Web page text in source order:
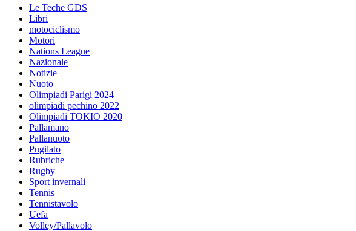
Le Teche GDS
Libri
motociclismo
Motori
Nations League
Nazionale
Notizie
Nuoto
Olimpiadi Parigi 2024
olimpiadi pechino 2022
Olimpiadi TOKIO 2020
Pallamano
Pallanuoto
Pugilato
Rubriche
Rugby
Sport invernali
Tennis
Tennistavolo
Uefa
Volley/Pallavolo